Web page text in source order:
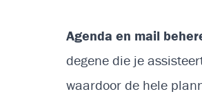
Agenda en mail
degene die je
waardoor de hele